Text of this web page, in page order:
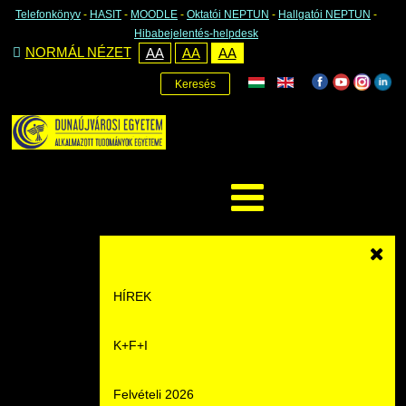
Telefonkönyv - HASIT - MOODLE - Oktatói NEPTUN - Hallgatói NEPTUN -
Hibabejelentés-helpdesk
NORMÁL NÉZET AA AA AA
Keresés
HÍREK
Hírek
Események
K+F+I
Felvételi 2026